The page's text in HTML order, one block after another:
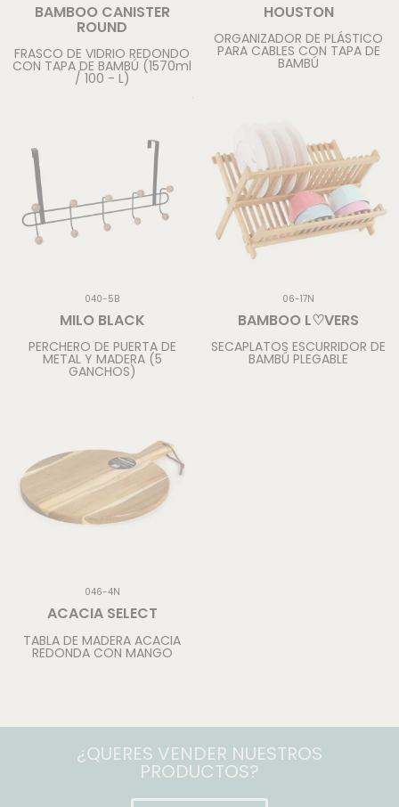
BAMBOO CANISTER
ROUND
FRASCO DE VIDRIO REDONDO
CON TAPA DE BAMBÚ (1570ml
/ 100 - L)
HOUSTON
ORGANIZADOR DE PLÁSTICO
PARA CABLES CON TAPA DE
BAMBÚ
040-5B
MILO BLACK
PERCHERO DE PUERTA DE
METAL Y MADERA (5
GANCHOS)
06-17N
BAMBOO L♡VERS
SECAPLATOS ESCURRIDOR DE
BAMBÚ PLEGABLE
046-4N
ACACIA SELECT
TABLA DE MADERA ACACIA
REDONDA CON MANGO
¿QUERES VENDER NUESTROS
PRODUCTOS?